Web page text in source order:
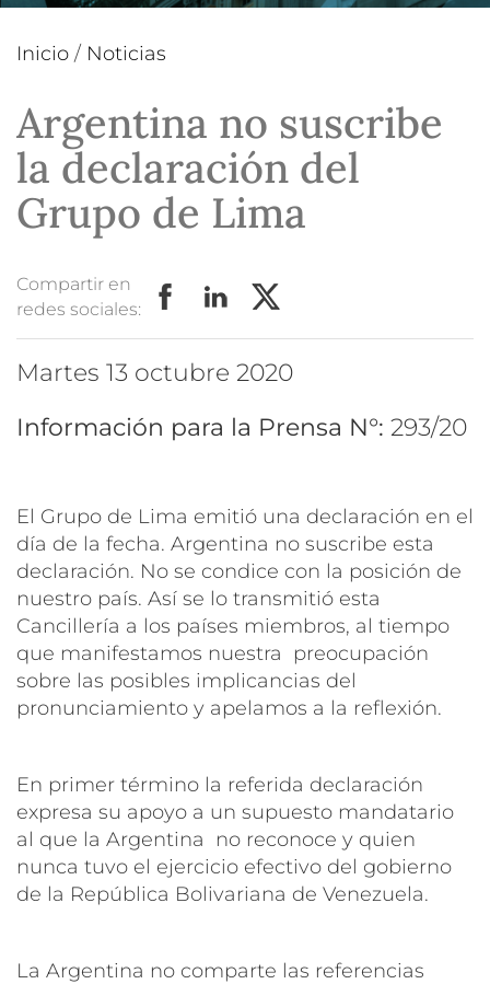
Inicio / Noticias
Argentina no suscribe
la declaración del
Grupo de Lima
Compartir en
redes sociales:
martes 13 octubre 2020
Información para la Prensa N°: 293/20
El Grupo de Lima emitió una declaración en el
día de la fecha. Argentina no suscribe esta
declaración. No se condice con la posición de
nuestro país. Así se lo transmitió esta
Cancillería a los países miembros, al tiempo
que manifestamos nuestra preocupación
sobre las posibles implicancias del
pronunciamiento y apelamos a la reflexión.
En primer término la referida declaración
expresa su apoyo a un supuesto mandatario
al que la Argentina no reconoce y quien
nunca tuvo el ejercicio efectivo del gobierno
de la República Bolivariana de Venezuela.
La Argentina no comparte las referencias